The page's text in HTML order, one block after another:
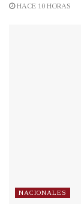
HACE 10 HORAS
NACIONALES